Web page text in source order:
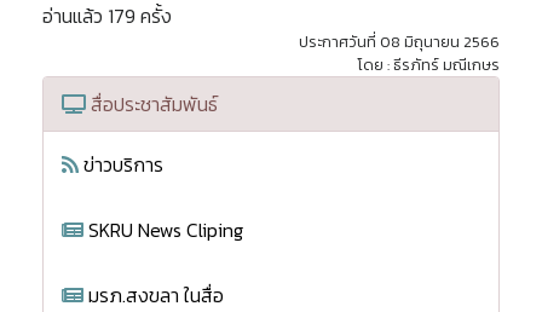
อ่านแล้ว 179 ครั้ง
ประกาศวันที่ 08 มิถุนายน 2566
โดย : ธีรภัทร์ มณีเกษร
สื่อประชาสัมพันธ์
ข่าวบริการ
SKRU News Cliping
มรภ.สงขลา ในสื่อ